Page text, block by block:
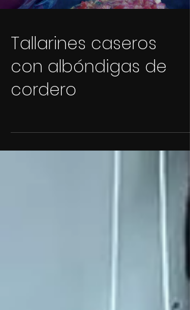
Tallarines caseros
con albóndigas de
cordero